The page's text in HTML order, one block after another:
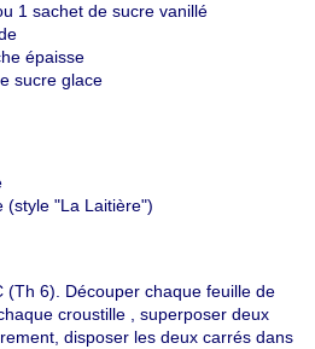
1 sachet de sucre vanillé
épaisse
sucre glace
(style "La Laitière")
(Th 6). Découper chaque feuille de
croustille , superposer deux
disposer les deux carrés dans